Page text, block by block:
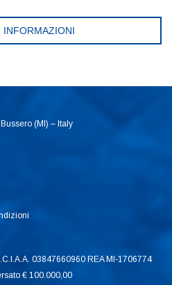
INFORMAZIONI
(MI) – Italy
03847660960 REA MI-1706774
€ 100.000,00